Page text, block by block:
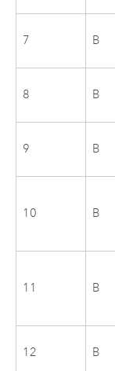
7 B
8 B
9 B
10 B
11 B
12 B